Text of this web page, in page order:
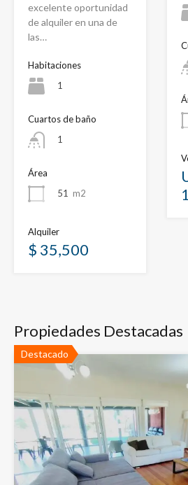
excelente oportunidad
de alquiler en una de
las…
Habitaciones
1
Cuartos de baño
1
Área
51 m2
Alquiler
$ 35,500
Propiedades Destacadas
Destacado